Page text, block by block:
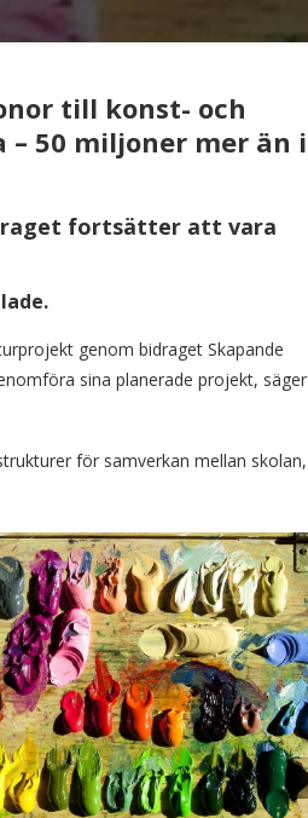
till konst- och
50 miljoner mer än i
fortsätter att vara
genom bidraget Skapande
sina planerade projekt, säger
för samverkan mellan skolan,